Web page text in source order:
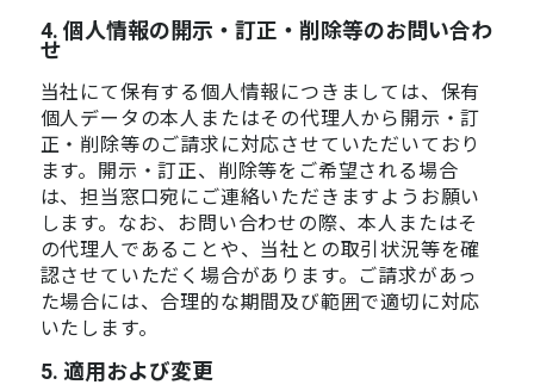
4. 個人情報の開示・訂正・削除等のお問い合わ
せ
当社にて保有する個人情報につきましては、保有
個人データの本人またはその代理人から開示・訂
正・削除等のご請求に対応させていただいており
ます。開示・訂正、削除等をご希望される場合
は、担当窓口宛にご連絡いただきますようお願い
します。なお、お問い合わせの際、本人またはそ
の代理人であることや、当社との取引状況等を確
認させていただく場合があります。ご請求があっ
た場合には、合理的な期間及び範囲で適切に対応
いたします。
5. 適用および変更